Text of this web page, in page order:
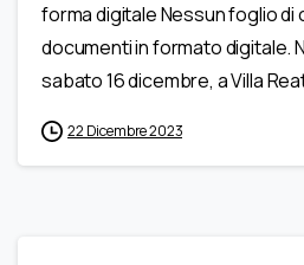
forma digitale Nessun foglio di
documenti in formato digitale.
sabato 16 dicembre, a Villa
22 Dicembre 2023